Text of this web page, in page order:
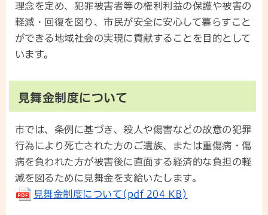
理念を定め、犯罪被害者等の権利利益の保護や被害の
軽減・回復を図り、市民が安全に安心して暮らすこと
ができる地域社会の実現に貢献することを目的として
います。
見舞金制度について
市では、条例に基づき、殺人や傷害などの故意の犯罪
行為により死亡された方のご遺族、または重傷病・傷
病を負われた方が被害後に直面する経済的な負担の軽
減を図るために見舞金を支給いたします。
見舞金制度について(pdf 204 KB)